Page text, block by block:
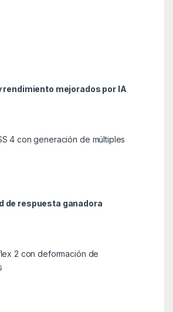
rendimiento mejorados por IA
4 con generación de múltiples
de respuesta ganadora
2 con deformación de